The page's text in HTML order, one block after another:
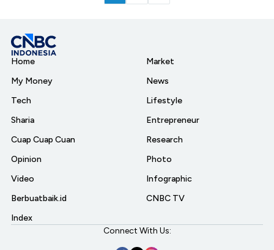
Home
My Money
Tech
Sharia
Cuap Cuap Cuan
Opinion
Video
Berbuatbaik.id
Index
Market
News
Lifestyle
Entrepreneur
Research
Photo
Infographic
CNBC TV
Connect With Us: